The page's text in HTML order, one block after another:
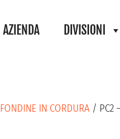
AZIENDA DIVISIONI
FONDINE IN CORDURA / PC2